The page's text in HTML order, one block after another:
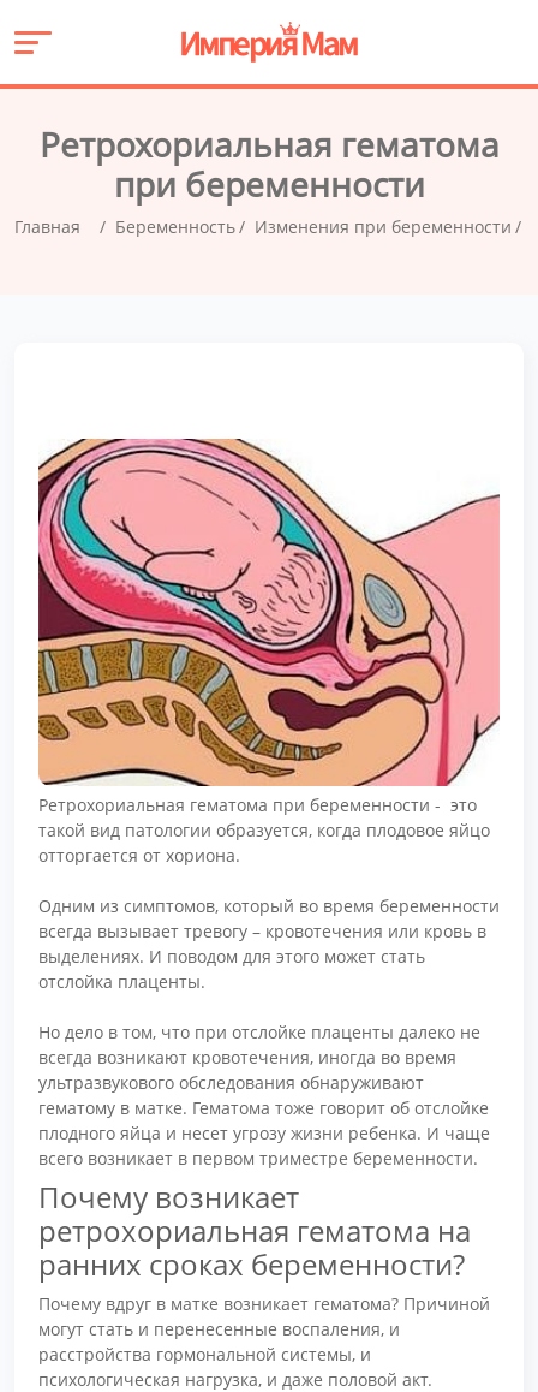
Ретрохориальная гематома
при беременности
Главная Беременность Изменения при беременности
Ретрохориальная гематома при беременности - это
такой вид патологии образуется, когда плодовое яйцо
отторгается от хориона.
Одним из симптомов, который во время беременности
всегда вызывает тревогу – кровотечения или кровь в
выделениях. И поводом для этого может стать
отслойка плаценты.
Но дело в том, что при отслойке плаценты далеко не
всегда возникают кровотечения, иногда во время
ультразвукового обследования обнаруживают
гематому в матке. Гематома тоже говорит об отслойке
плодного яйца и несет угрозу жизни ребенка. И чаще
всего возникает в первом триместре беременности.
Почему возникает
ретрохориальная гематома на
ранних сроках беременности?
Почему вдруг в матке возникает гематома? Причиной
могут стать и перенесенные воспаления, и
расстройства гормональной системы, и
психологическая нагрузка, и даже половой акт.